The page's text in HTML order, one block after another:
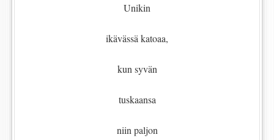
Unikin
ikävässä katoaa,
kun syvän
tuskaansa
niin paljon